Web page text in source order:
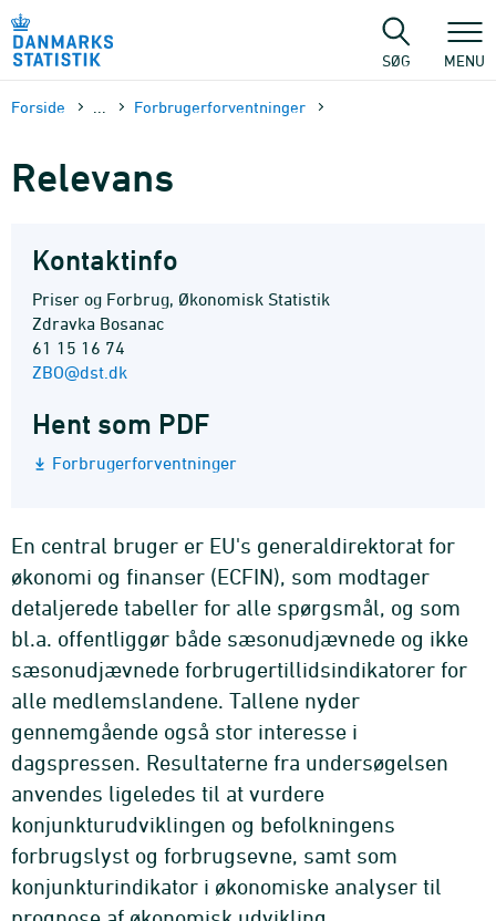
sidens
SØG MENU
Forside Forbrugerforventninger
Relevans
Kontaktinfo
Priser og Forbrug, Økonomisk Statistik
Zdravka Bosanac
61 15 16 74
ZBO@dst.dk
Hent som PDF
Forbrugerforventninger
En central bruger er EU's generaldirektorat for
økonomi og finanser (ECFIN), som modtager
detaljerede tabeller for alle spørgsmål, og som
bl.a. offentliggør både sæsonudjævnede og ikke
sæsonudjævnede forbrugertillidsindikatorer for
alle medlemslandene. Tallene nyder
gennemgående også stor interesse i
dagspressen. Resultaterne fra undersøgelsen
anvendes ligeledes til at vurdere
konjunkturudviklingen og befolkningens
forbrugslyst og forbrugsevne, samt som
konjunkturindikator i økonomiske analyser til